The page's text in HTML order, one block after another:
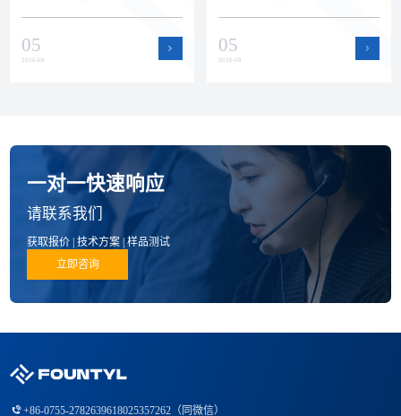
公司在品质、技术和产品方面的
进展。
05
2026-08
能力，为半导体设备客户的批量
订单和紧急需求提供支持。
05
2026-08
一对一快速响应
请联系我们
获取报价 | 技术方案 | 样品测试
立即咨询
+86-0755-2782639618025357262（同微信）